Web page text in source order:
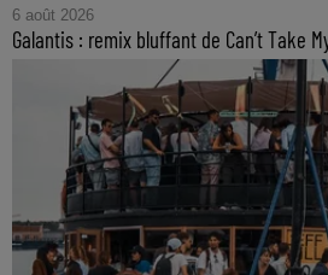
6 août 2026
Galantis : remix bluffant de Can’t Take